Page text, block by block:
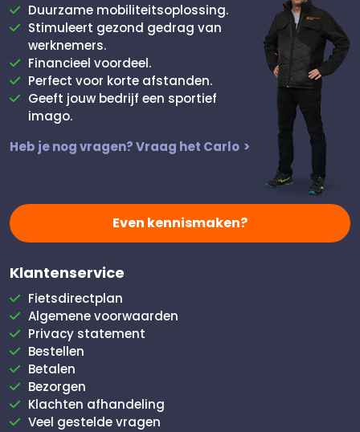
Duurzame mobiliteitsoplossing.
Stimuleert gezond gedrag van
werknemers.
Financieel voordeel.
Perfect voor korte afstanden.
Geeft jouw bedrijf een sportief
imago.
Heb je nog vragen?Vraag het Carlo
Even kennismaken?
Klantenservice
Fietsdirectplan
Algemene voorwaarden
Privacy statement
Bestellen
Betalen
Bezorgen
Klachten afhandeling
Veel gestelde vragen